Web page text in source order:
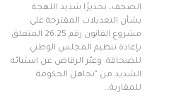
الصحف، تحذيرًا شديد اللهجة
بشأن التعديلات المقترحة على
مشروع القانون رقم 26.25 المتعلق
بإعادة تنظيم المجلس الوطني
للصحافة. وعبّر الرقاص عن استيائه
الشديد من "تجاهل الحكومة
للمقاربة…